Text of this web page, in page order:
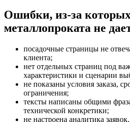
Ошибки, из-за
металлопроката не
посадочные страницы не
клиента;
нет отдельных страниц под
характеристики и сценарии
не показаны условия заказа,
ограничения;
тексты написаны общими
технической конкретики;
не настроена аналитика